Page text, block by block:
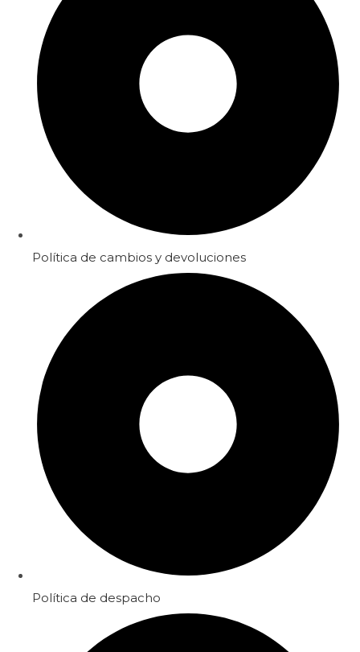
Política de cambios y devoluciones
Política de despacho